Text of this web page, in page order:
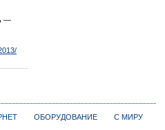
—
ОБОРУДОВАНИЕ
С МИРУ